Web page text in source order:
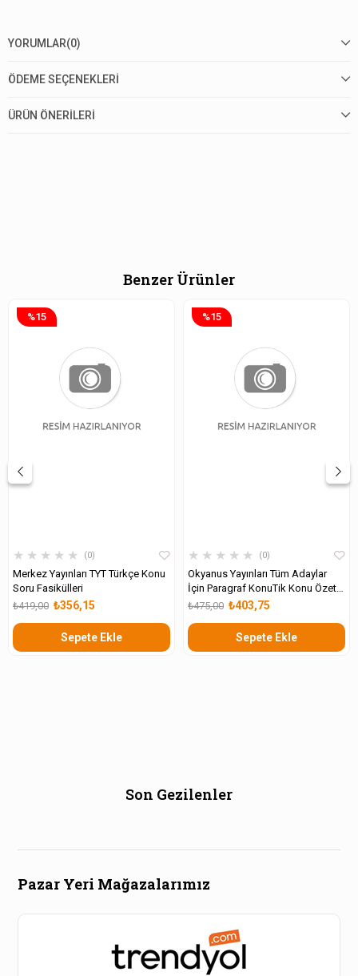
YORUMLAR(0)
ÖDEME SEÇENEKLERI
ÜRÜN ÖNERILERI
Benzer Ürünler
★ ★ ★ ★ ★ 0
Merkez Yayınları TYT Türkçe Konu
Soru Fasikülleri
₺356,15
₺419,00
Sepete Ekle
%15
★ ★ ★ ★ ★ 0
Okyanus Yayınları Tüm Adaylar
İçin Paragraf KonuTik Konu Özetli
Soru Bankası₺403,75
₺475,00
Sepete Ekle
%15
Son Gezilenler
Pazar Yeri Mağazalarımız